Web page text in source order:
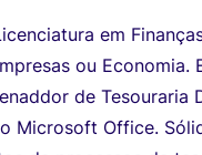
em
ou Economia.
de Tesouraria
Microsoft Office.